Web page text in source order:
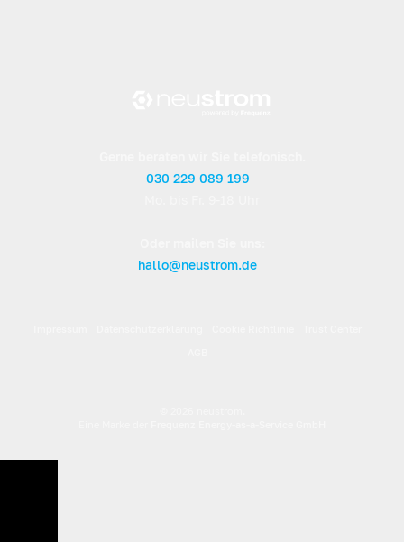
030 229 089 199
hallo@neustrom.de